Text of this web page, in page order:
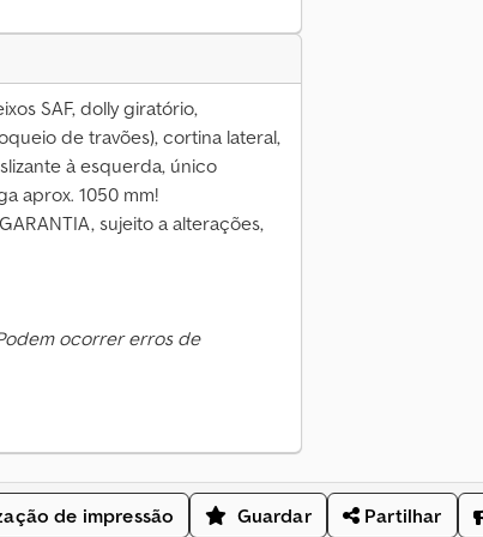
SAF, dolly giratório,
de travões), cortina lateral,
à esquerda, único
aprox. 1050 mm!
sujeito a alterações,
ocorrer erros de
de impressão Guardar Partilhar